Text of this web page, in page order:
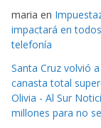
maria en
impactará en
telefonía
Santa Cruz volvió
canasta total
Olivia - Al Sur
millones para no